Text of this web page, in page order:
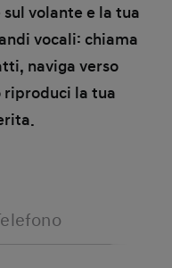
volante e la tua
vocali: chiama
naviga verso
riproduci la tua